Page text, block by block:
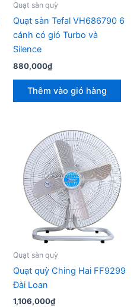
Quạt sàn quỳ
Quạt sàn Tefal VH686790 6
cánh có gió Turbo và
Silence
880,000₫
Thêm vào giỏ hàng
Quạt sàn quỳ
Quạt quỳ Ching Hai FF9299
Đài Loan
1,106,000₫